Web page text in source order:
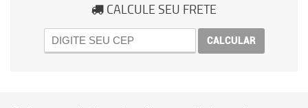
CALCULE SEU FRETE
CALCULAR